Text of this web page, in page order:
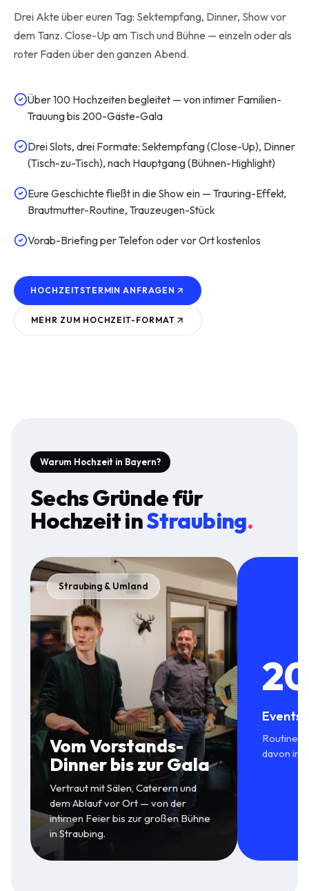
Drei Akte über euren Tag: Sektempfang, Dinner, Show vor
dem Tanz. Close-Up am Tisch und Bühne — einzeln oder als
roter Faden über den ganzen Abend.
Über 100 Hochzeiten begleitet — von intimer Familien-
Trauung bis 200-Gäste-Gala
Drei Slots, drei Formate: Sektempfang (Close-Up), Dinner
(Tisch-zu-Tisch), nach Hauptgang (Bühnen-Highlight)
Eure Geschichte fließt in die Show ein — Trauring-Effekt,
Brautmutter-Routine, Trauzeugen-Stück
Vorab-Briefing per Telefon oder vor Ort kostenlos
HOCHZEITSTERMIN ANFRAGEN
MEHR ZUM HOCHZEIT-FORMAT
Warum Hochzeit in Bayern?
Sechs Gründe für
HochzeitinStraubing.
Straubing & Umland
Vom Vorstands-
Dinner bis zur Gala
Vertraut mit Sälen, Caterern und
dem Ablauf vor Ort — von der
intimen Feier bis zur großen Bühne
in Straubing.
Events
Routine
davon in